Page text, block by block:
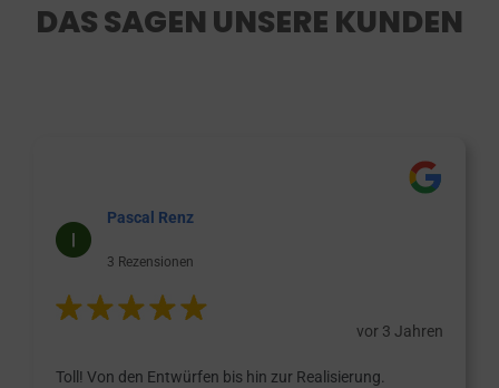
DAS SAGEN UNSERE KUNDEN
Pascal Renz
3 Rezensionen
vor 3 Jahren
Toll! Von den Entwürfen bis hin zur Realisierung.